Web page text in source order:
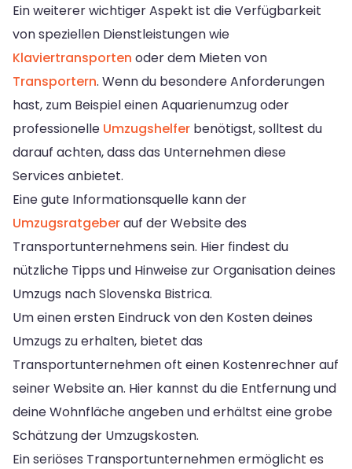
Ein weiterer wichtiger Aspekt ist die Verfügbarkeit
von speziellen Dienstleistungen wie
Klaviertransporten oder dem Mieten von
Transportern. Wenn du besondere Anforderungen
hast, zum Beispiel einen Aquarienumzug oder
professionelle Umzugshelfer benötigst, solltest du
darauf achten, dass das Unternehmen diese
Services anbietet.
Eine gute Informationsquelle kann der
Umzugsratgeberauf der Website des
Transportunternehmens sein. Hier findest du
nützliche Tipps und Hinweise zur Organisation deines
Umzugs nach Slovenska Bistrica.
Um einen ersten Eindruck von den Kosten deines
Umzugs zu erhalten, bietet das
Transportunternehmen oft einen Kostenrechner auf
seiner Website an. Hier kannst du die Entfernung und
deine Wohnfläche angeben und erhältst eine grobe
Schätzung der Umzugskosten.
Ein seriöses Transportunternehmen ermöglicht es